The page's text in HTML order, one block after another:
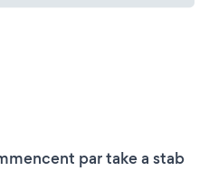
par take a stab